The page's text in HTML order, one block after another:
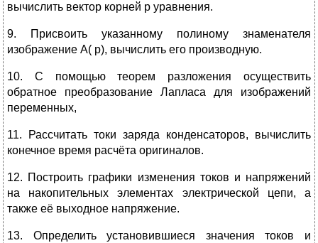
вычислить вектор корней p уравнения.
9. Присвоить указанному полиному знаменателя
изображение A( p), вычислить его производную.
10. С помощью теорем разложения осуществить
обратное преобразование Лапласа для изображений
переменных,
11. Рассчитать токи заряда конденсаторов, вычислить
конечное время расчёта оригиналов.
12. Построить графики изменения токов и напряжений
на накопительных элементах электрической цепи, а
также её выходное напряжение.
13. Определить установившиеся значения токов и